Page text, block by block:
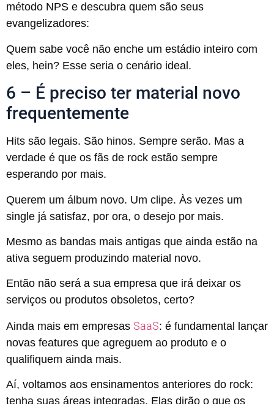
método NPS e descubra quem são seus
evangelizadores:
Quem sabe você não enche um estádio inteiro com
eles, hein? Esse seria o cenário ideal.
6 – É preciso ter material novo
frequentemente
Hits são legais. São hinos. Sempre serão. Mas a
verdade é que os fãs de rock estão sempre
esperando por mais.
Querem um álbum novo. Um clipe. Às vezes um
single já satisfaz, por ora, o desejo por mais.
Mesmo as bandas mais antigas que ainda estão na
ativa seguem produzindo material novo.
Então não será a sua empresa que irá deixar os
serviços ou produtos obsoletos, certo?
Ainda mais em empresas SaaS: é fundamental lançar
novas features que agreguem ao produto e o
qualifiquem ainda mais.
Aí, voltamos aos ensinamentos anteriores do rock:
tenha suas áreas integradas. Elas dirão o que os